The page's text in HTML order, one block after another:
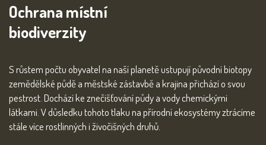
Ochrana místní
biodiverzity
S růstem počtu obyvatel na naší planetě ustupují původní biotopy
zemědělské půdě a městské zástavbě a krajina přichází o svou
pestrost. Dochází ke znečišťování půdy a vody chemickými
látkami. V důsledku tohoto tlaku na přírodní ekosystémy ztrácíme
stále více rostlinných i živočišných druhů.